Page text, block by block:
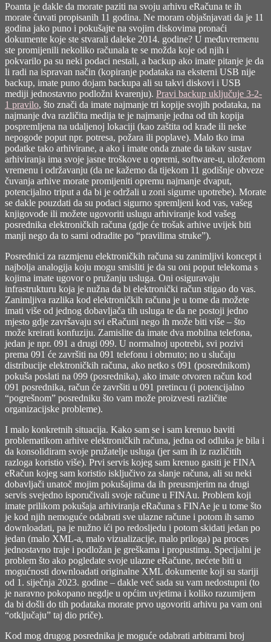
Poanta je dakle da morate paziti na svoju arhivu eRačuna te ih
morate čuvati propisanih 11 godina. Ne moram objašnjavati da je 11
godina jako puno i pokušajte na svojim diskovima pronaći
dokumente koje ste stvarali daleke 2014. godine? U međuvremenu
ste promijenili nekoliko računala te se možda koje od njih i
pokvarilo pa su neki podaci nestali, a backup ako imate pitanje je da
li radi na ispravan način (kopiranje podataka na eksterni USB nije
backup, imate puno dojam backupa ali su takvi diskovi i USB
mediji jednostavno podložni kvarenju). Pravi backup uključuje 3-2-
1 pravilo, što znači da imate najmanje tri kopije svojih podataka, na
najmanje dva različita medija te je najmanje jedna od tih kopija
pospremljena na udaljenoj lokaciji (kao zaštita od krađe ili neke
nepogode poput npr. potresa, požara ili poplave). Malo tko ima
podatke tako arhivirane, a ako i imate onda znate da takav sustav
arhiviranja ima svoje jasne troškove u opremi, software-u, uloženom
vremenu i održavanju (da ne kažemo da tijekom 11 godišnje obveze
čuvanja arhive morate promijeniti opremu najmanje dvaput,
potencijalno triput a da bi je održali u zoni sigurne upotrebe). Morate
se dakle pouzdati da su podaci sigurno spremljeni kod vas, vašeg
knjigovođe ili možete ugovoriti uslugu arhiviranje kod vašeg
posrednika elektroničkih računa (gdje će trošak arhive uvijek biti
manji nego da to sami odradite po “pravilima struke”).
Posrednici za razmjenu elektroničkih računa su zanimljivi koncept i
najbolja analogija koju mogu smisliti je da su oni poput telekoma s
kojima imate ugovor o pružanju usluga. Oni osiguravaju
infrastrukturu koja je nužna da bi elektronički račun stigao do vas.
Zanimljiva razlika kod elektroničkih računa je u tome da možete
imati više od jednog dobavljača tih usluga te da ne postoji jedno
mjesto gdje završavaju svi eRačuni nego ih može biti više – što
može kreirati konfuziju. Zamislite da imate dva mobilna telefona,
jedan je npr. 091 a drugi 099. U normalnoj upotrebi, svi pozivi
prema 091 će završiti na 091 telefonu i obrnuto; no u slučaju
distribucije elektroničkih računa, ako netko s 091 (posrednikom)
pokuša poslati na 099 (posrednika), ako imate otvoren račun kod
091 posrednika, račun će završiti u 091 pretincu (i potencijalno
“pogrešnom” posredniku što vam može proizvesti različite
organizacijske probleme).
I malo konkretnih situacija. Kako sam se i sam krenuo baviti
problematikom arhive elektroničkih računa, jedna od odluka je bila i
da konsolidiram svoje pružatelje usluga (jer sam ih iz različitih
razloga koristio više). Prvi servis kojeg sam krenuo gasiti je FINA
eRačun kojeg sam koristio isključivo za slanje računa, ali su neki
dobavljači unatoč mojim pokušajima da ih preusmjerim na drugi
servis svejedno isporučivali svoje račune u FINAu. Problem koji
imate prilikom pokušaja arhiviranja eRačuna s FINAe je u tome što
je kod njih nemoguće odabrati sve ulazne račune i potom ih samo
downloadati, pa je nužno ići po redosljedu i potom skidati jedan po
jedan (malo XML-a, malo vizualizacije, malo priloga) pa proces
jednostavno traje i podložan je greškama i propustima. Specijalni je
problem što ako pogledate svoje ulazne eRačune, nećete biti u
mogućnosti downloadati originalne XML dokumente koji su stariji
od 1. siječnja 2023. godine – dakle već sada su vam nedostupni (to
je naravno pokopano negdje u općim uvjetima i koliko razumijem
da bi došli do tih podataka morate prvo ugovoriti arhivu pa vam oni
“otključaju” taj dio priče).
Kod mog drugog posrednika je moguće odabrati arbitrarni broj